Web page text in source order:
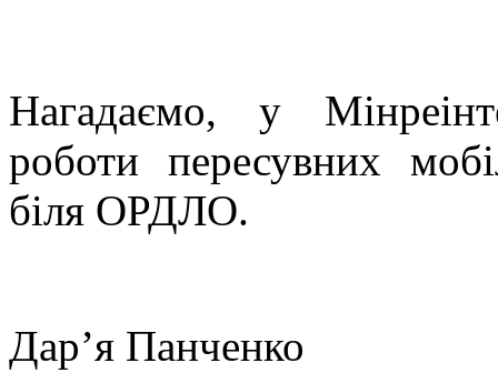
Нагадаємо, у
роботи пересувних
біля ОРДЛО.
Дар’я Панченко